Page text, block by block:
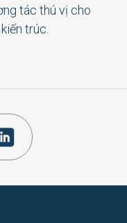
tác thú vị cho
trúc.